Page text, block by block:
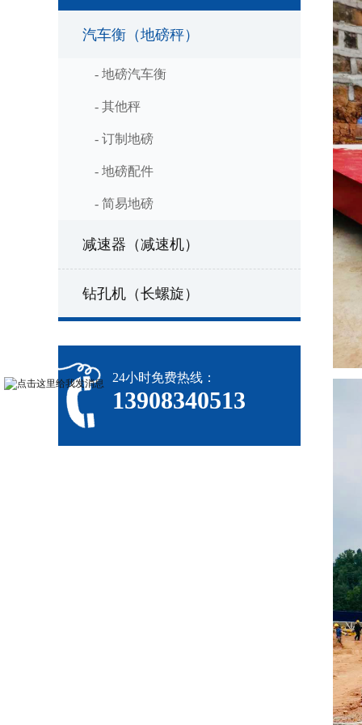
汽车衡（地磅秤）
- 地磅汽车衡
- 其他秤
- 订制地磅
- 地磅配件
- 简易地磅
减速器（减速机）
钻孔机（长螺旋）
24小时免费热线：
13908340513